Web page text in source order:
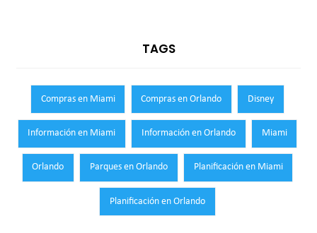
TAGS
Compras en Miami Compras en Orlando Disney
Información en Miami Información en Orlando Miami
Orlando Parques en Orlando Planificación en Miami
Planificación en Orlando